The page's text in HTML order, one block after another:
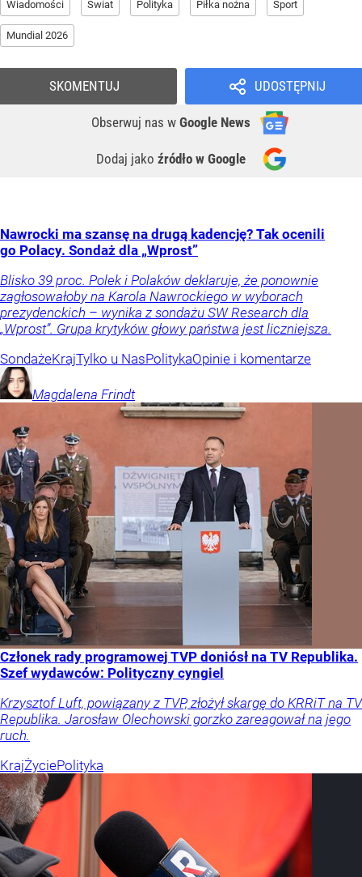
Wiadomości Świat Polityka Piłka nożna Sport
Mundial 2026
UDOSTĘPNIJ
Obserwuj nas w Google News
Dodaj jako źródło w Google
SKOMENTUJ
Nawrocki ma szansę na drugą kadencję? Tak ocenili
go Polacy. Sondaż dla „Wprost”
Blisko 39 proc. Polek i Polaków deklaruje, że ponownie
zagłosowałoby na Karola Nawrockiego w wyborach
prezydenckich – wynika z sondażu SW Research dla
„Wprost”. Grupa krytyków głowy państwa jest liczniejsza.
SondażeKrajTylko u NasPolitykaOpinie i komentarze
Magdalena Frindt
Członek rady programowej TVP doniósł na TV Republika.
Szef wydawców: Polityczny cyngiel
Krzysztof Luft, powiązany z TVP, złożył skargę do KRRiT na TV
Republika. Jarosław Olechowski gorzko zareagował na jego
ruch.
KrajŻyciePolityka